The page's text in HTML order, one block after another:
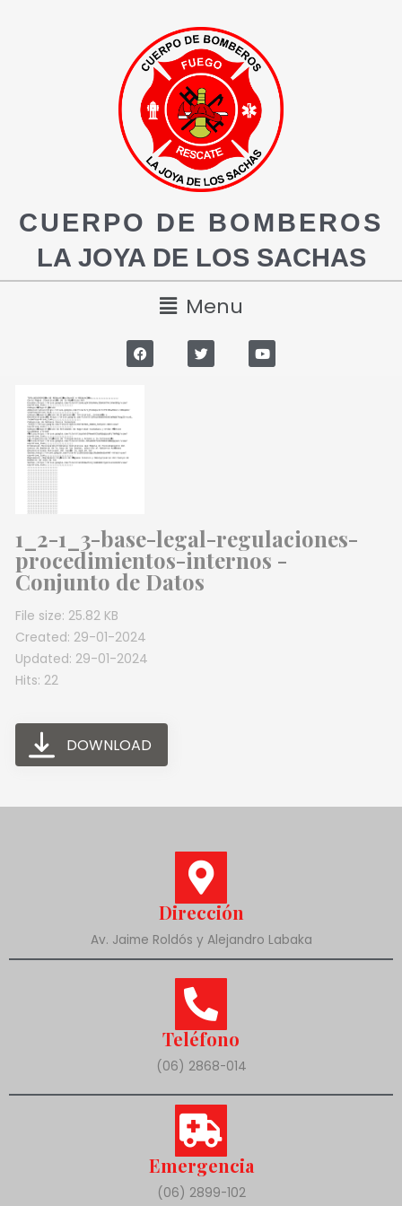
CUERPO DE BOMBEROS
LA JOYA DE LOS SACHAS
Menu
1_2-1_3-base-legal-regulaciones-
procedimientos-internos -
Conjunto de Datos
File size: 25.82 KB
Created: 29-01-2024
Updated: 29-01-2024
Hits: 22
DOWNLOAD
Dirección
Av. Jaime Roldós y Alejandro Labaka
Teléfono
(06) 2868-014
Emergencia
(06) 2899-102